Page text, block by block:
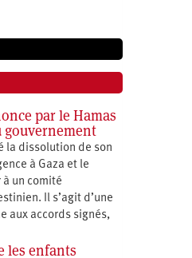
par le Hamas
gouvernement
la dissolution de son
à Gaza et le
un comité
Il s’agit d’une
aux accords signés,
les enfants